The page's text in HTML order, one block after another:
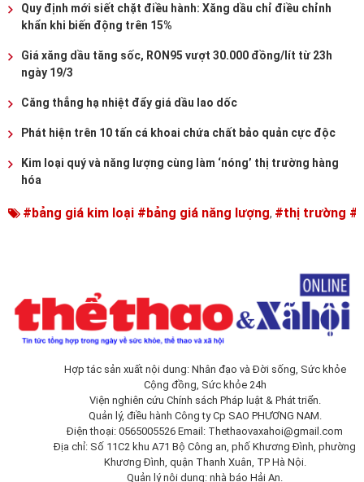
Quy định mới siết chặt điều hành: Xăng dầu chỉ điều chỉnh
khẩn khi biến động trên 15%
Giá xăng dầu tăng sốc, RON95 vượt 30.000 đồng/lít từ 23h
ngày 19/3
Căng thẳng hạ nhiệt đẩy giá dầu lao dốc
Phát hiện trên 10 tấn cá khoai chứa chất bảo quản cực độc
Kim loại quý và năng lượng cùng làm ‘nóng’ thị trường hàng
hóa
#bảng giá kim loại #bảng giá năng lượng, #thị trường
Hợp tác sản xuất nội dung: Nhân đạo và Đời sống, Sức khỏe
Cộng đồng, Sức khỏe 24h
Viện nghiên cứu Chính sách Pháp luật & Phát triển.
Quản lý, điều hành Công ty Cp SAO PHƯƠNG NAM.
Điện thoại: 0565005526 Email: Thethaovaxahoi@gmail.com
Địa chỉ: Số 11C2 khu A71 Bộ Công an, phố Khương Đình, phường
Khương Đình, quận Thanh Xuân, TP Hà Nội.
Quản lý nội dung: nhà báo Hải An.